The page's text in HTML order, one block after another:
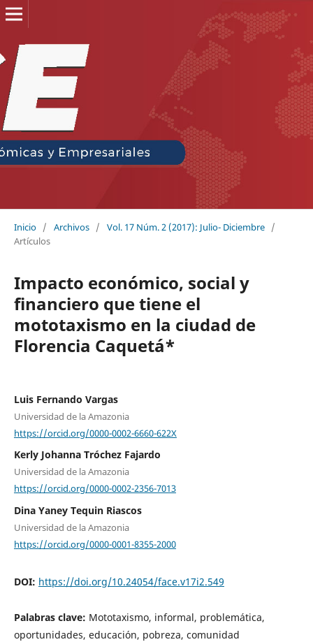
Inicio / Archivos / Vol. 17 Núm. 2 (2017): Julio- Diciembre /
Artículos
Impacto económico, social y
financiero que tiene el
mototaxismo en la ciudad de
Florencia Caquetá*
Luis Fernando Vargas
Universidad de la Amazonia
https://orcid.org/0000-0002-6660-622X
Kerly Johanna Tróchez Fajardo
Universidad de la Amazonia
https://orcid.org/0000-0002-2356-7013
Dina Yaney Tequin Riascos
Universidad de la Amazonia
https://orcid.org/0000-0001-8355-2000
DOI: https://doi.org/10.24054/face.v17i2.549
Palabras clave: Mototaxismo, informal, problemática,
oportunidades, educación, pobreza, comunidad